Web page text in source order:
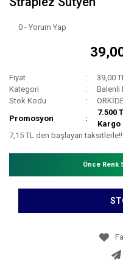
0 - Yorum Yap
Fiyat
39,00
Kategori
Balenli
Stok Kodu
Promosyon
7.500
Kargo
7,15 TL den başlayan taksitlerle!!
Önce Renk